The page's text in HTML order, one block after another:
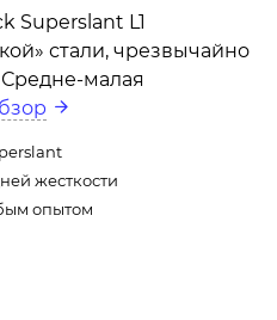
Superslant L1
стали, чрезвычайно
малая
жесткости
опытом